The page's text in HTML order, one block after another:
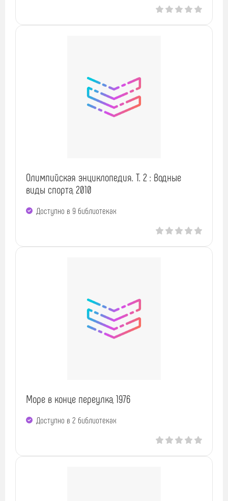
Олимпийская энциклопедия. Т. 2 : Водные
виды спорта, 2010
Доступно в 9 библиотеках
Море в конце переулка, 1976
Доступно в 2 библиотеках